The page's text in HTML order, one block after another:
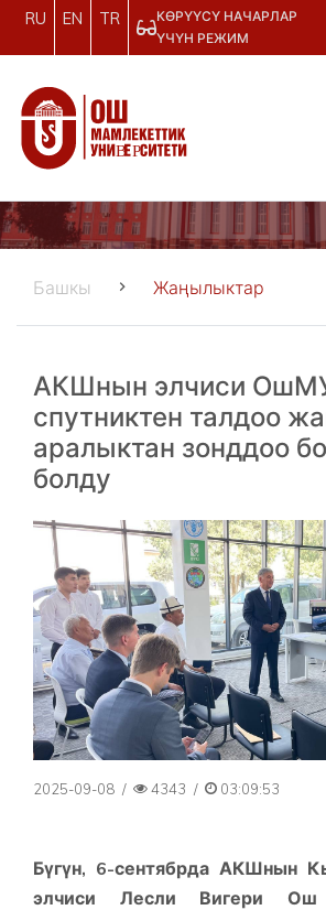
RU EN TR
КӨРҮҮСҮ НАЧАРЛАР
ҮЧҮН РЕЖИМ
Башкы Жаңылыктар
АКШнын элчиси
спутниктен талдоо
аралыктан зонддоо
болду
2025-09-08 / 4343 / 03:09:53
Бүгүн, 6-сентябрда АКШнын
элчиси Лесли Вигери Ош